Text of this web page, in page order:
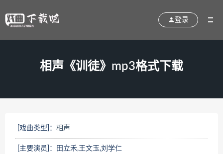
登录
相声《训徒》mp3格式下载
[戏曲类型]： 相声
[主要演员]：田立禾,王文玉,刘学仁